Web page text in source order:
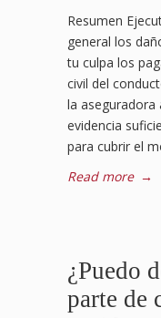
Resumen
general los
tu culpa los
civil del
la aseguradora
evidencia
para cubrir el
Read more →
¿Puedo
parte de